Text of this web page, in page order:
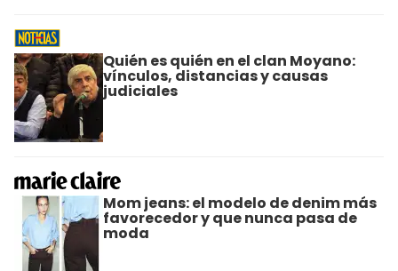
Quién es quién en el clan Moyano:
vínculos, distancias y causas
judiciales
Mom jeans: el modelo de denim más
favorecedor y que nunca pasa de
moda